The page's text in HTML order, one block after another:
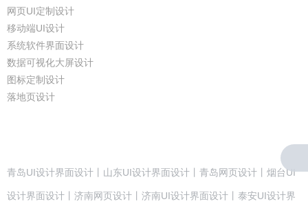
网页UI定制设计
移动端UI设计
系统软件界面设计
数据可视化大屏设计
图标定制设计
落地页设计
青岛UI设计界面设计丨山东UI设计界面设计丨青岛网页设计丨烟台UI
设计界面设计丨济南网页设计丨济南UI设计界面设计丨泰安UI设计界